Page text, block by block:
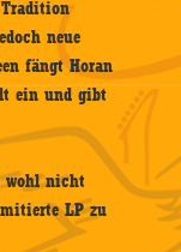
Tradition
neue
fängt Horan
ein und gibt
wohl nicht
LP zu